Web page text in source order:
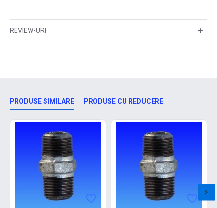
REVIEW-URI
PRODUSE SIMILARE PRODUSE CU REDUCERE